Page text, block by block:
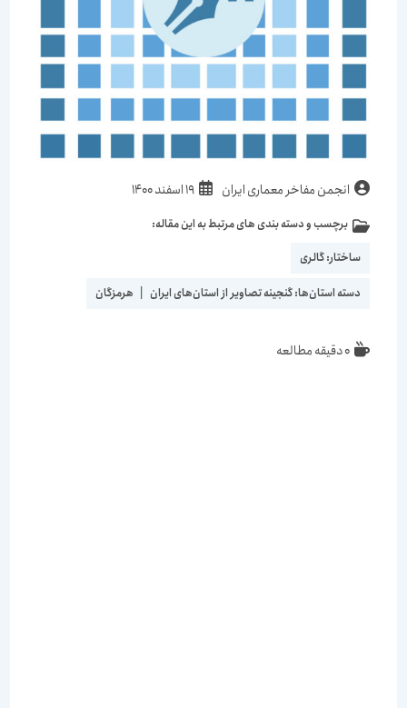
نویسندهٔ
انجمن مفاخر معماری ایران نوشته
شده
19 اسفند 1400
دسته‌برچسب و دسته بندی های مرتبط به این مقاله:
ساختار:گالری
دسته استان‌ها:گنجینه تصاویر از استان‌های ایران | هرمزگان
زمان0 دقیقه مطالعه